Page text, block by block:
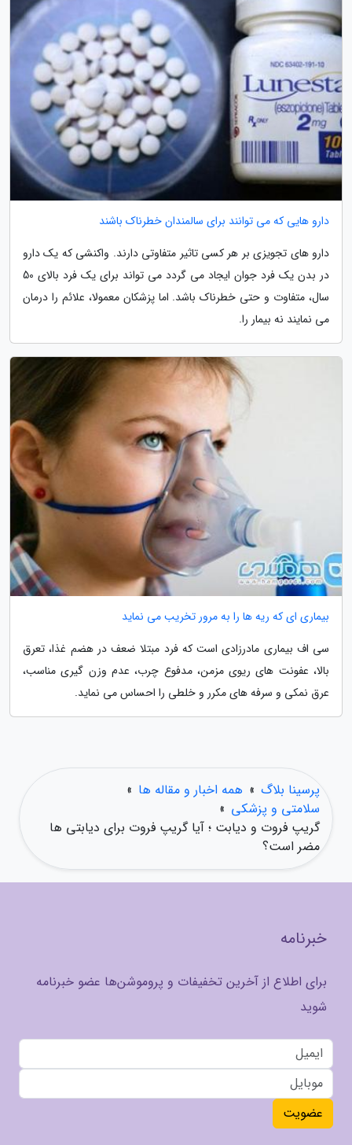
دارو هایی که می توانند برای سالمندان خطرناک باشند
دارو های تجویزی بر هر کسی تاثیر متفاوتی دارند. واکنشی که یک دارو
در بدن یک فرد جوان ایجاد می گردد می تواند برای یک فرد بالای 50
سال، متفاوت و حتی خطرناک باشد. اما پزشکان معمولا، علائم را درمان
می نمایند نه بیمار را.
بیماری ای که ریه ها را به مرور تخریب می نماید
سی اف بیماری مادرزادی است که فرد مبتلا ضعف در هضم غذا، تعرق
بالا، عفونت های ریوی مزمن، مدفوع چرب، عدم وزن گیری مناسب،
عرق نمکی و سرفه های مکرر و خلطی را احساس می نماید.
پرسینا بلاگ » همه اخبار و مقاله ها »
سلامتی و پزشکی »
گریپ فروت و دیابت ؛ آیا گریپ فروت برای دیابتی ها
مضر است؟
خبرنامه
برای اطلاع از آخرین تخفیفات و پروموشن‌ها عضو خبرنامه
شوید
عضویت